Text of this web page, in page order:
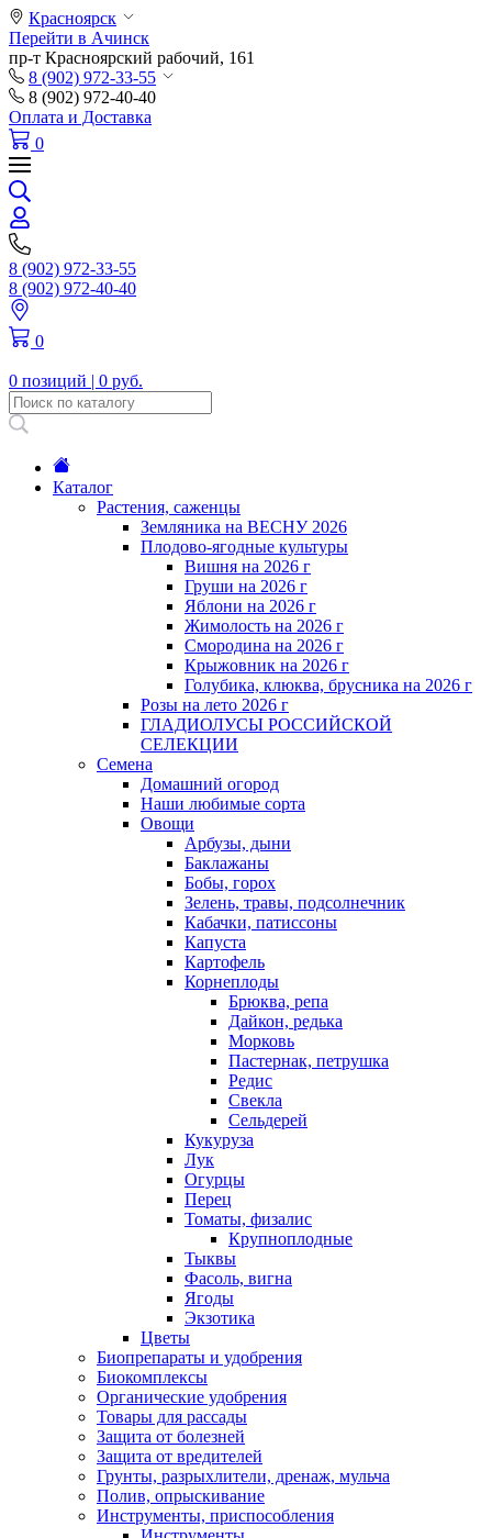
Красноярск
Перейти в Ачинск
пр-т Красноярский рабочий, 161
8 (902) 972-33-55
8 (902) 972-40-40
Оплата и Доставка
0
8 (902) 972-33-55
8 (902) 972-40-40
0
0 позиций | 0 руб.
Каталог
Растения, саженцы
Земляника на ВЕСНУ 2026
Плодово-ягодные культуры
Вишня на 2026 г
Груши на 2026 г
Яблони на 2026 г
Жимолость на 2026 г
Смородина на 2026 г
Крыжовник на 2026 г
Голубика, клюква, брусника на 2026 г
Розы на лето 2026 г
ГЛАДИОЛУСЫ РОССИЙСКОЙ
СЕЛЕКЦИИ
Семена
Домашний огород
Наши любимые сорта
Овощи
Арбузы, дыни
Баклажаны
Бобы, горох
Зелень, травы, подсолнечник
Кабачки, патиссоны
Капуста
Картофель
Корнеплоды
Брюква, репа
Дайкон, редька
Морковь
Пастернак, петрушка
Редис
Свекла
Сельдерей
Кукуруза
Лук
Огурцы
Перец
Томаты, физалис
Крупноплодные
Тыквы
Фасоль, вигна
Ягоды
Экзотика
Цветы
Биопрепараты и удобрения
Биокомплексы
Органические удобрения
Товары для рассады
Защита от болезней
Защита от вредителей
Грунты, разрыхлители, дренаж, мульча
Полив, опрыскивание
Инструменты, приспособления